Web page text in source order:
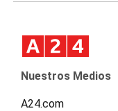
Nuestros Medios
A24.com